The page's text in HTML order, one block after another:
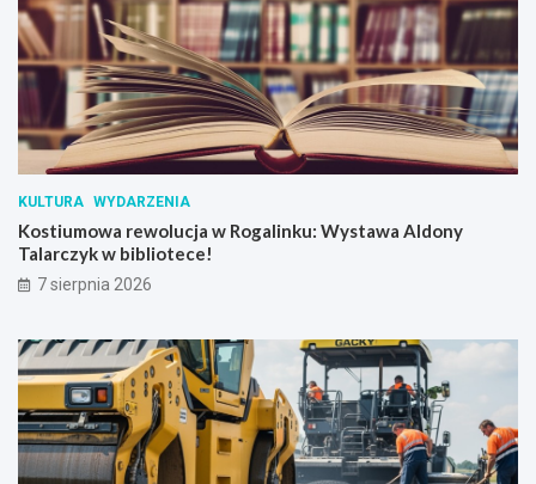
KULTURA WYDARZENIA
Kostiumowa rewolucja w Rogalinku: Wystawa Aldony
Talarczyk w bibliotece!
7 sierpnia 2026